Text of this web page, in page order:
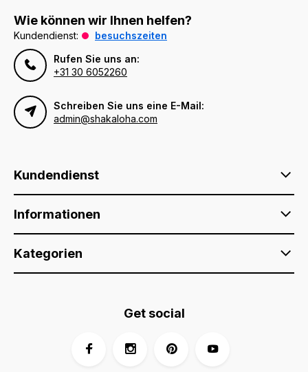
Wie können wir Ihnen helfen?
Kundendienst:
besuchszeiten
Rufen Sie uns an:
+31 30 6052260
Schreiben Sie uns eine E-Mail:
admin@shakaloha.com
Kundendienst
Informationen
Kategorien
Get social